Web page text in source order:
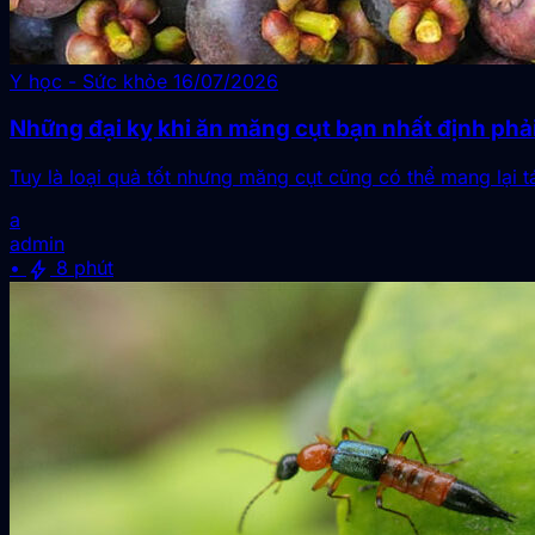
Y học - Sức khỏe 16/07/2026
Những đại kỵ khi ăn măng cụt bạn nhất định
Tuy là loại quả tốt nhưng măng cụt cũng có thể mang lại
a
admin
• bolt 8 phút